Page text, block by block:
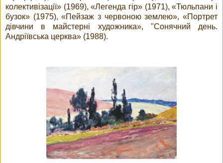
колективізації» (1969), «Легенда гір» (1971), «Тюльпани і
бузок» (1975), «Пейзаж з червоною землею», «Портрет
дівчини в майстерні художника», "Сонячний день.
Андріївська церква» (1988).